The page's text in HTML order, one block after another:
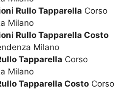
Rullo Tapparella Corso
Milano
Rullo Tapparella Costo
Milano
Tapparella Corso
Milano
Tapparella Costo Corso